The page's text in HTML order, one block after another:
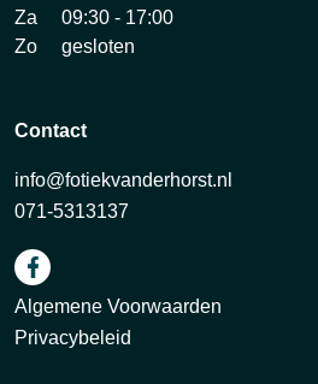
Za
09:30 - 17:00
Zo
gesloten
Contact
info@fotiekvanderhorst.nl
071-5313137
Algemene Voorwaarden
Privacybeleid